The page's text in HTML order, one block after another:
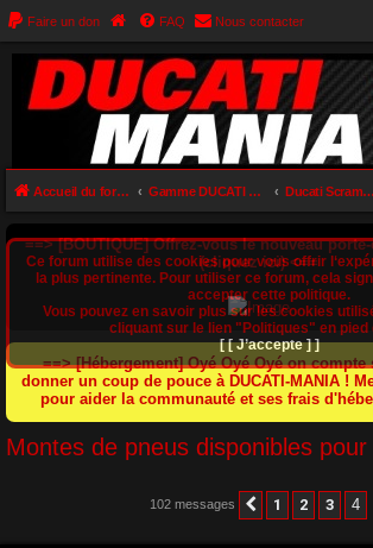
Faire un don FAQ Nous contacter
Accueil du forum Gamme DUCATI SCRAMBLER (399 / 803 / 1100 / DesertX) Ducati Scrambler 803
==> [BOUTIQUE] Offrez-vous le nouveau
(cliquez ici) <==
==> [Hébergement] Oyé Oyé Oyé on
donner un coup de pouce à DUCATI-MANIA !
pour aider la communauté et ses frais
Montes de pneus disponibles
102 messages Précédent
1 2 3 4
Ce forum utilise des cookies pour vous offrir
la plus pertinente. Pour utiliser ce forum, cela
accepter cette politique.
Vous pouvez en savoir plus sur les cookies
cliquant sur le lien "Politiques" en pied
[ [ J’accepte ] ]